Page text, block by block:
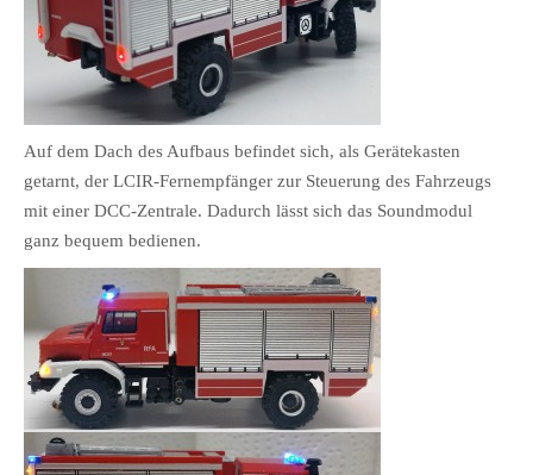
Auf dem Dach des Aufbaus befindet sich, als Gerätekasten
getarnt, der LCIR-Fernempfänger zur Steuerung des Fahrzeugs
mit einer DCC-Zentrale. Dadurch lässt sich das Soundmodul
ganz bequem bedienen.